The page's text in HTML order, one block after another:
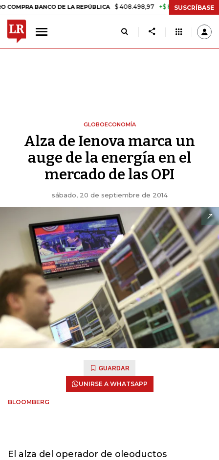
BANCO DE LA REPÚBLICA $ 408.498,97 +$ 8.753,81 +2,19%
SUSCRÍBASE
GLOBOECONOMÍA
Alza de Ienova marca un
auge de la energía en el
mercado de las OPI
sábado, 20 de septiembre de 2014
GUARDAR
UNIRSE A WHATSAPP
BLOOMBERG
El alza del operador de oleoductos